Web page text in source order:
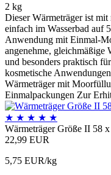
2 kg
Dieser Wärmeträger ist
einfach im Wasserbad auf
Anwendung mit Einmal-
angenehme, gleichmäßige
und besonders praktisch
kosmetische
Wärmeträger mit
Einmalpackungen Zur
★ ★ ★ ★ ★
Wärmeträger Größe II 58
22,99 EUR
5,75 EUR/kg